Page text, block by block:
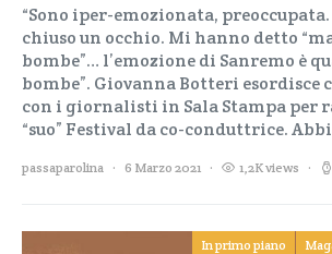
“Sono iper-emozionata,
chiuso un occhio. Mi hanno detto
bombe”… l’emozione di Sanremo è
bombe”. Giovanna Botteri esordisce
con i giornalisti in Sala Stampa per
“suo” Festival da co-conduttrice.
passaparolina 6 Marzo 2021 1,2K views
In primo piano